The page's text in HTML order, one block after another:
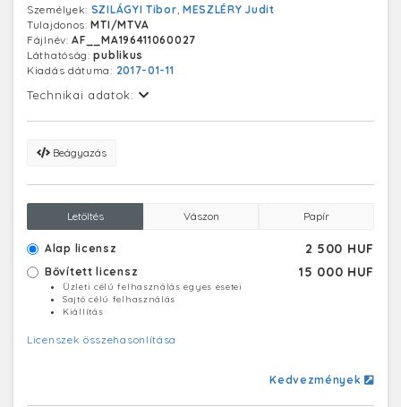
Személyek: SZILÁGYI Tibor, MESZLÉRY Judit
Tulajdonos:MTI/MTVA
Fájlnév:AF__MA196411060027
Láthatóság:publikus
Kiadás dátuma: 2017-01-11
Technikai adatok:
Beágyazás
Letöltés Vászon Papír
Alap licensz 2 500 HUF
Bővített licensz 15 000 HUF
Üzleti célú felhasználás egyes esetei
Sajtó célú felhasználás
Kiállítás
Licenszek összehasonlítása
Kedvezmények